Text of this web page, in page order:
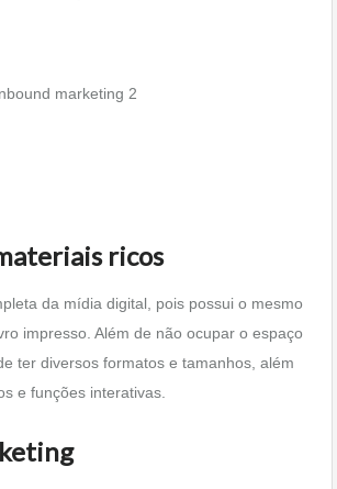
ricos
da mídia digital, pois possui o mesmo
impresso. Além de não ocupar o espaço
ter diversos formatos e tamanhos, além
e funções interativas.